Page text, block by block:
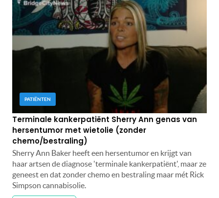
PATIËNTEN
Terminale kankerpatiënt Sherry Ann genas van
hersentumor met wietolie (zonder
chemo/bestraling)
Sherry Ann Baker heeft een hersentumor en krijgt van
haar artsen de diagnose 'terminale kankerpatiënt', maar ze
geneest en dat zonder chemo en bestraling maar mét Rick
Simpson cannabisolie.